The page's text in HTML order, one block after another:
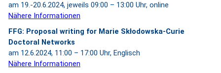
am 19.-20.6.2024, jeweils 09:00 – 13:00 Uhr, online
Nähere Informationen
FFG: Proposal writing for Marie Skłodowska-Curie
Doctoral Networks
am 12.6.2024, 11:00 – 17:00 Uhr, Englisch
Nähere Informationen